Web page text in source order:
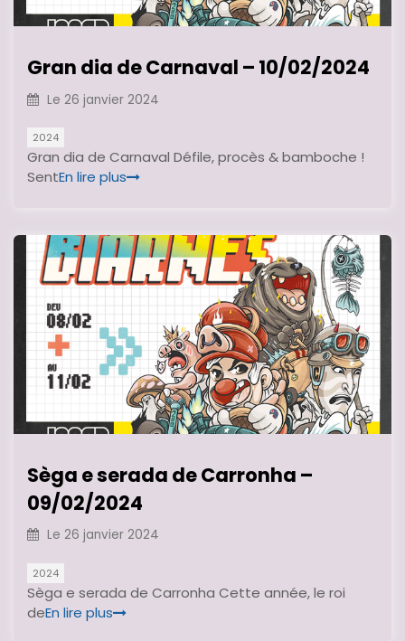
Gran dia de Carnaval – 10/02/2024
Le 26 janvier 2024
2024
Gran dia de Carnaval Défile, procès & bamboche !
SentEn lire plus
Sèga e serada de Carronha –
09/02/2024
Le 26 janvier 2024
2024
Sèga e serada de Carronha Cette année, le roi
deEn lire plus